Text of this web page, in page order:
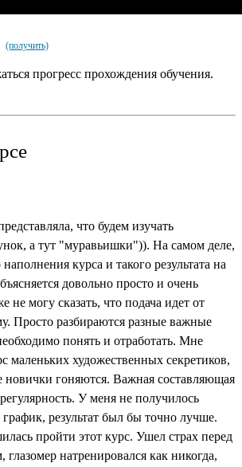
(получить)
прогресс прохождения обучения.
что будем изучать
а тут "муравьишки")). На самом деле,
курса и такого результата на
довольно просто и очень
не могу сказать, что подача идет от
Просто разбираются разные важные
понять и отработать. Мне
маленьких художественных секретиков,
новички гоняются. Важная составляющая
У меня не получилось
результат был бы точно лучше.
пройти этот курс. Ушел страх перед
глазомер натренировался как никогда,